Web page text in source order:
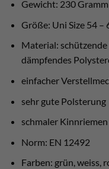
Gewicht: 230 Gramm
Größe: Uni Size 54 –
Material:
dämpfendes
einfacher
sehr gute Polsterung
schmaler
Norm: EN 12492
Farben: grün, weiss,